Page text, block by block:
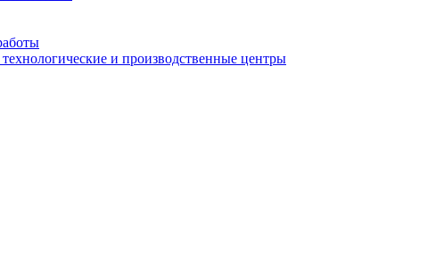
и производственные центры